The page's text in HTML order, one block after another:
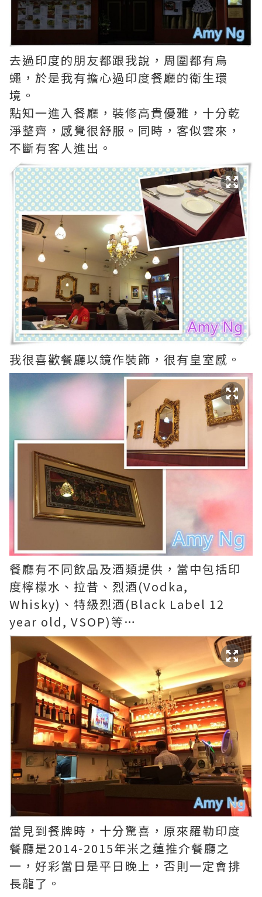
去過印度的朋友都跟我說，周圍都有烏
蠅，於是我有擔心過印度餐廳的衛生環
境。
點知一進入餐廳，裝修高貴優雅，十分乾
淨整齊，感覺很舒服。同時，客似雲來，
不斷有客人進出。
我很喜歡餐廳以鏡作裝飾，很有皇室感。
餐廳有不同飲品及酒類提供，當中包括印
度檸檬水、拉昔、烈酒(Vodka,
Whisky)、特級烈酒(Black Label 12
year old, VSOP)等…
當見到餐牌時，十分驚喜，原來羅勒印度
餐廳是2014-2015年米之蓮推介餐廳之
一，好彩當日是平日晚上，否則一定會排
長龍了。